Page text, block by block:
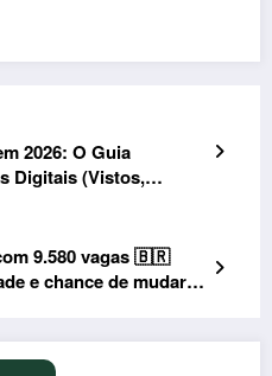
2026: O Guia
Digitais (Vistos,
9.580 vagas 🇧🇷
e chance de mudar